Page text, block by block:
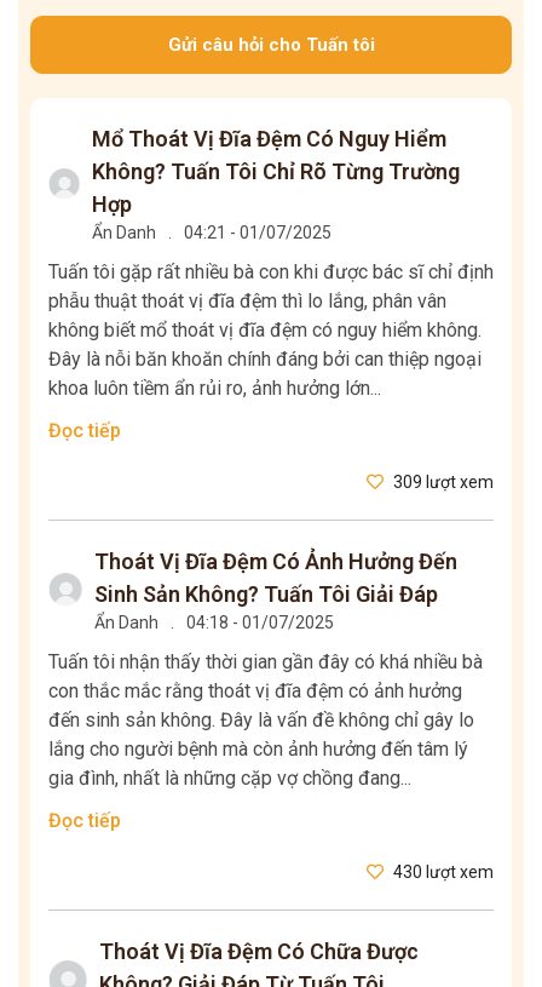
Gửi câu hỏi cho Tuấn tôi
Mổ Thoát Vị Đĩa Đệm Có Nguy Hiểm
Không? Tuấn Tôi Chỉ Rõ Từng Trường
Hợp
Ẩn Danh 04:21 - 01/07/2025
Tuấn tôi gặp rất nhiều bà con khi được bác sĩ chỉ định
phẫu thuật thoát vị đĩa đệm thì lo lắng, phân vân
không biết mổ thoát vị đĩa đệm có nguy hiểm không.
Đây là nỗi băn khoăn chính đáng bởi can thiệp ngoại
khoa luôn tiềm ẩn rủi ro, ảnh hưởng lớn...
Đọc tiếp
309 lượt xem
Thoát Vị Đĩa Đệm Có Ảnh Hưởng Đến
Sinh Sản Không? Tuấn Tôi Giải Đáp
Ẩn Danh 04:18 - 01/07/2025
Tuấn tôi nhận thấy thời gian gần đây có khá nhiều bà
con thắc mắc rằng thoát vị đĩa đệm có ảnh hưởng
đến sinh sản không. Đây là vấn đề không chỉ gây lo
lắng cho người bệnh mà còn ảnh hưởng đến tâm lý
gia đình, nhất là những cặp vợ chồng đang...
Đọc tiếp
430 lượt xem
Thoát Vị Đĩa Đệm Có Chữa Được